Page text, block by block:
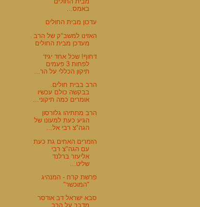
באמס...
עדכון מבית החולים
האזינו למשב"ק של הרב
מעדכן מבית החולים
דחוף! שכל אחד יגיד
לפחות 3 פעמים
תיקון הכללי על הר...
הרב בבית חולים.
בבקשה כולם עכשיו
אומרים כמה תיקוני...
הרב מתתיהו גלזרסון
הגיע כעת למעונו של
הגה"צ רבי אל...
הזמרים האחים גת כעת
עם הגה"צ רבי
אליעזר ברלנד
שליט...
פרשת קרח - המנהיג
"המוכשר"
סבא ישראל דב אודסר
מדבר על הרב